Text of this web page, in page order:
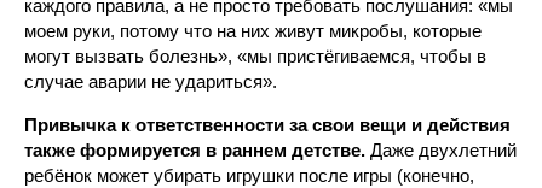
каждого правила, а не просто требовать послушания: «мы
моем руки, потому что на них живут микробы, которые
могут вызвать болезнь», «мы пристёгиваемся, чтобы в
случае аварии не удариться».
Привычка к ответственности за свои вещи и действия
также формируется в раннем детстве. Даже двухлетний
ребёнок может убирать игрушки после игры (конечно,